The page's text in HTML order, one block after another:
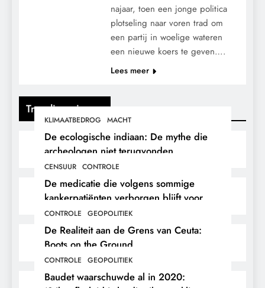
Trending nieuws
KLIMAATBEDROG MACHT
De ecologische indiaan: De mythe die
archeologen niet terugvonden.
CENSUUR CONTROLE
De medicatie die volgens sommige
kankerpatiënten verborgen blijft voor
hun eigen arts.
CONTROLE GEOPOLITIEK
De Realiteit aan de Grens van Ceuta:
Boots on the Ground.
CONTROLE GEOPOLITIEK
Baudet waarschuwde al in 2020:
najaar, toen een jonge politica
plotseling naar voren trad om
een partij in woelige wateren
een nieuwe koers te geven….
Lees meer